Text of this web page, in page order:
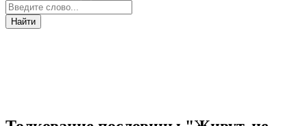
Найти